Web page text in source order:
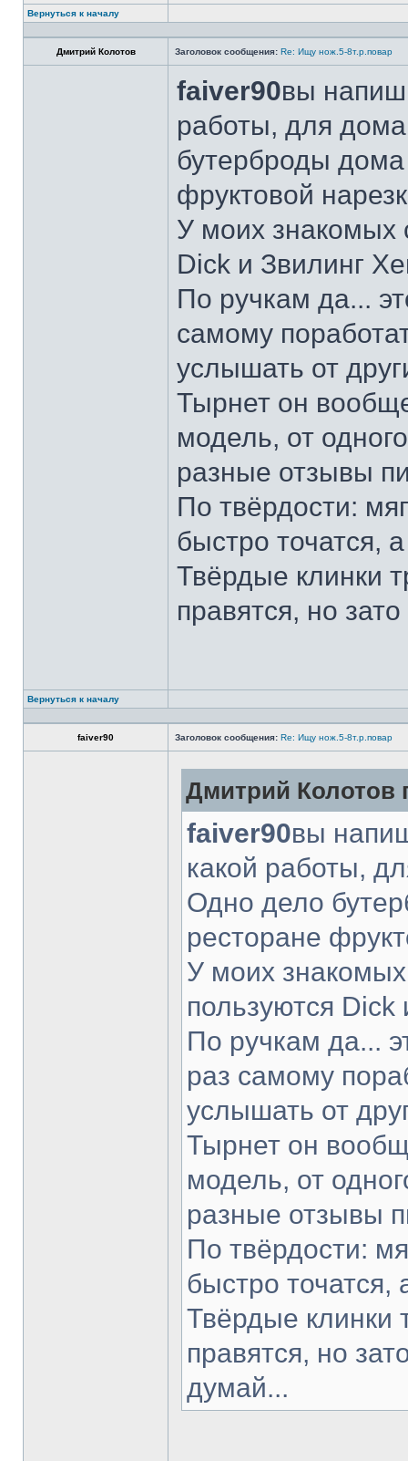
Вернуться к началу
Дмитрий Колотов Заголовок сообщения: Re: Ищу нож.5-8т.р.повар
faiver90вы
работы, для
бутерброды дома
фруктовой
У моих знакомых
Dick и Звилинг
По ручкам да...
самому
услышать от
Тырнет он
модель, от
разные отзывы
По твёрдости:
быстро точатся,
Твёрдые клинки
правятся, но
Вернуться к началу
faiver90 Заголовок сообщения: Re: Ищу нож.5-8т.р.повар
Дмитрий Колотов
faiver90вы
какой работы,
Одно дело
ресторане
У моих
пользуются Dick
По ручкам да...
раз самому
услышать от
Тырнет он
модель, от
разные отзывы
По твёрдости:
быстро точатся,
Твёрдые клинки
правятся, но
думай...